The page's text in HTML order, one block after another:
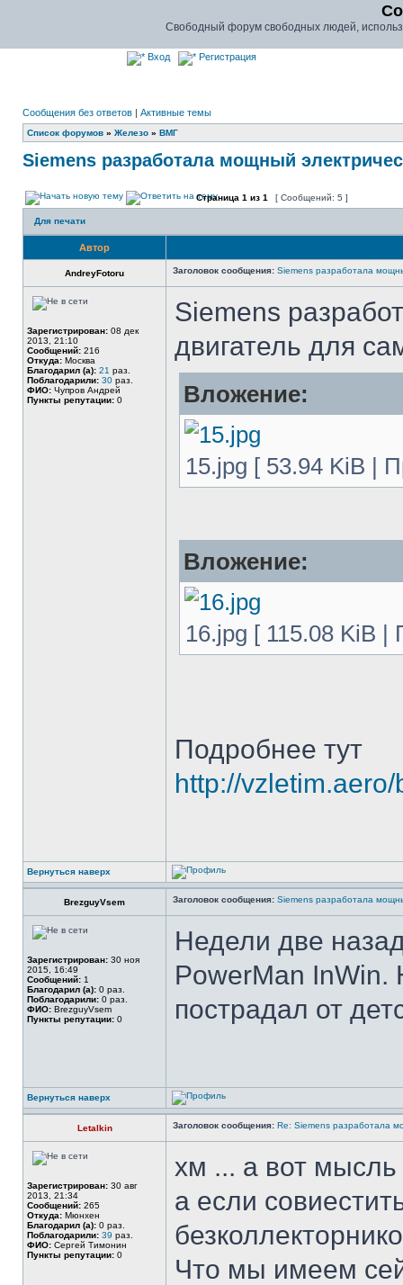
Свободный форум свободных людей,
Вход Регистрация
Сообщения без ответов | Активные темы
Список форумов » Железо » ВМГ
Siemens разработала мощный
Страница 1 из 1 [ Сообщений: 5 ]
Для печати
Автор
AndreyFotoru Заголовок сообщения: Siemens разработала
Зарегистрирован: 08 дек
2013, 21:10
Сообщений: 216
Откуда: Москва
Благодарил (а): 21 раз.
Поблагодарили: 30 раз.
ФИО: Чупров Андрей
Пункты репутации: 0
Siemens
двигатель для
Вложение:
15.jpg [ 53.94 KiB |
Вложение:
16.jpg [ 115.08 KiB |
Подробнее тут
http://
Вернуться наверх
BrezguyVsem Заголовок сообщения: Siemens разработала
Зарегистрирован: 30 ноя
2015, 16:49
Сообщений: 1
Благодарил (а): 0 раз.
Поблагодарили: 0 раз.
ФИО: BrezguyVsem
Пункты репутации: 0
Недели две
PowerMan
пострадал от
Вернуться наверх
Letalkin Заголовок сообщения: Re: Siemens разработала
Зарегистрирован: 30 авг
2013, 21:34
Сообщений: 265
Откуда: Мюнхен
Благодарил (а): 0 раз.
Поблагодарили: 39 раз.
ФИО: Сергей Тимонин
Пункты репутации: 0
хм ... а вот мысль
а если
Что мы имеем